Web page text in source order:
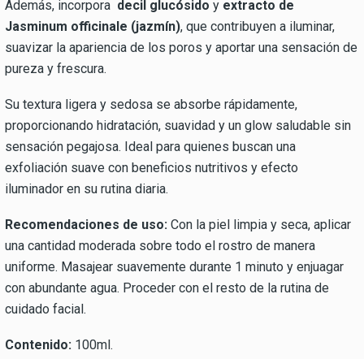
Además, incorpora decil glucósido y extracto de
Jasminum officinale (jazmín), que contribuyen a iluminar,
suavizar la apariencia de los poros y aportar una sensación de
pureza y frescura.
Su textura ligera y sedosa se absorbe rápidamente,
proporcionando hidratación, suavidad y un glow saludable sin
sensación pegajosa. Ideal para quienes buscan una
exfoliación suave con beneficios nutritivos y efecto
iluminador en su rutina diaria.
Recomendaciones de uso: Con la piel limpia y seca, aplicar
una cantidad moderada sobre todo el rostro de manera
uniforme. Masajear suavemente durante 1 minuto y enjuagar
con abundante agua. Proceder con el resto de la rutina de
cuidado facial.
Contenido: 100ml.